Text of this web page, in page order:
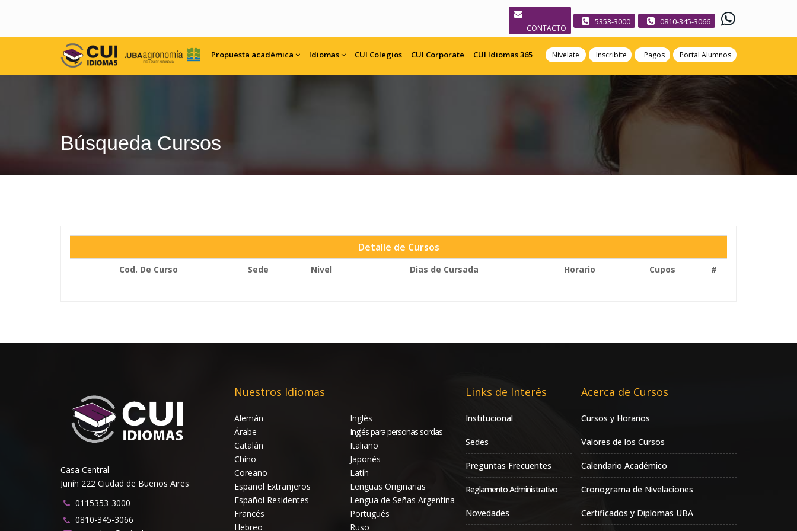
CONTACTO
5353-3000 0810-345-3066
Nivelate Inscribite Pagos Portal Alumnos
Propuesta académica Idiomas CUI Colegios CUI Corporate CUI Idiomas 365
Búsqueda Cursos
Detalle de Cursos
Cod. De Curso Sede Nivel Dias de Cursada Horario Cupos #
Casa Central
Junín 222 Ciudad de Buenos Aires
0115353-3000
0810-345-3066
Nuestros Idiomas
Alemán
Árabe
Catalán
Chino
Coreano
Español Extranjeros
Español Residentes
Francés
Hebreo
Inglés
Inglés para personas sordas
Italiano
Japonés
Latín
Lenguas Originarias
Lengua de Señas Argentina
Portugués
Ruso
Links de Interés
Institucional
Sedes
Preguntas Frecuentes
Reglamento Administrativo
Novedades
Acerca de Cursos
Cursos y Horarios
Valores de los Cursos
Calendario Académico
Cronograma de Nivelaciones
Certificados y Diplomas UBA